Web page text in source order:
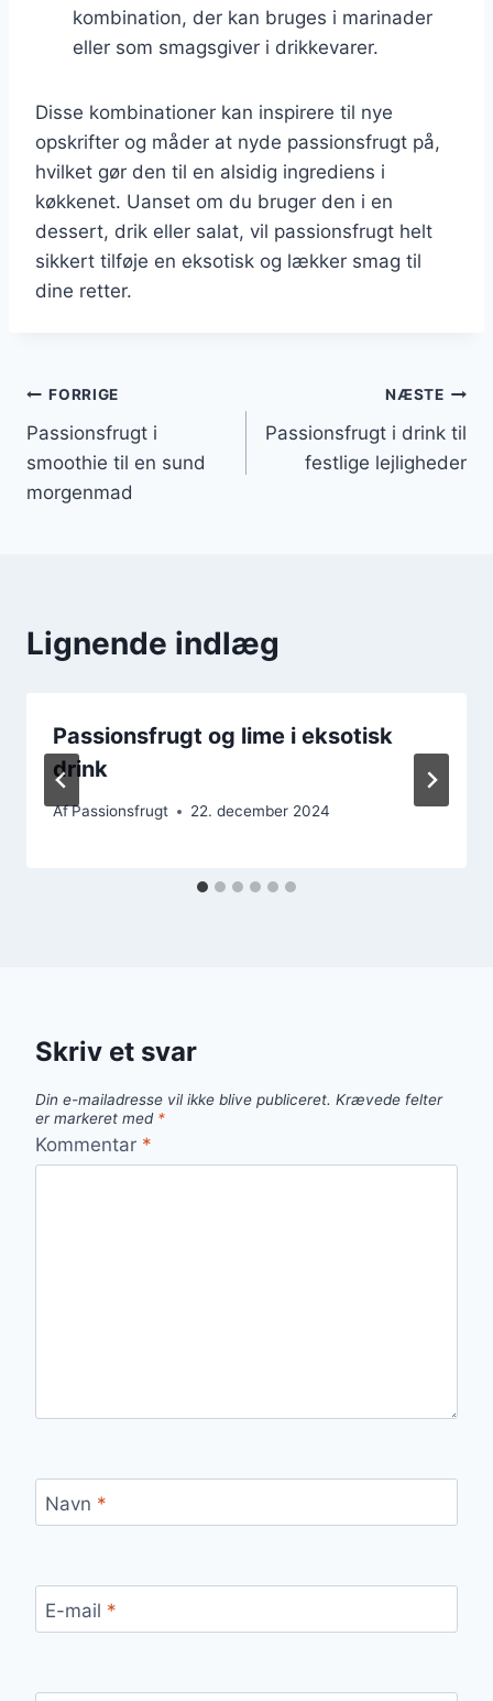
kombination, der kan bruges i marinader
eller som smagsgiver i drikkevarer.
Disse kombinationer kan inspirere til nye
opskrifter og måder at nyde passionsfrugt på,
hvilket gør den til en alsidig ingrediens i
køkkenet. Uanset om du bruger den i en
dessert, drik eller salat, vil passionsfrugt helt
sikkert tilføje en eksotisk og lækker smag til
dine retter.
Indlægsnavigation
FORRIGE
Passionsfrugt i
smoothie til en sund
morgenmad
NÆSTE
Passionsfrugt i drink til
festlige lejligheder
Lignende indlæg
Passionsfrugt og lime i eksotisk
drink
AfPassionsfrugt 22. december 2024
Skriv et svar
Din e-mailadresse vil ikke blive publiceret. Krævede felter
er markeret med *
Kommentar *
Navn *
E-mail *